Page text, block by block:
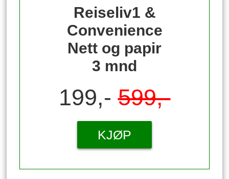
Reiseliv1 &
Convenience
Nett og papir
3 mnd
199,-599,-
KJØP